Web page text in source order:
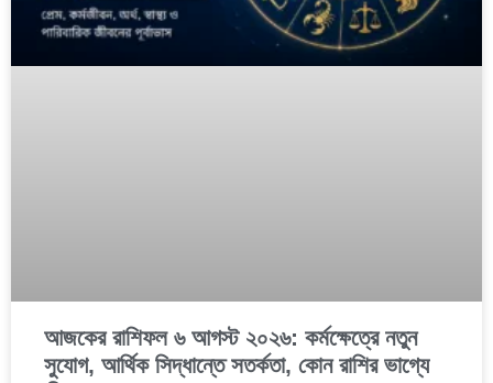
আজকের রাশিফল ৬ আগস্ট ২০২৬: কর্মক্ষেত্রে নতুন
সুযোগ, আর্থিক সিদ্ধান্তে সতর্কতা, কোন রাশির ভাগ্যে